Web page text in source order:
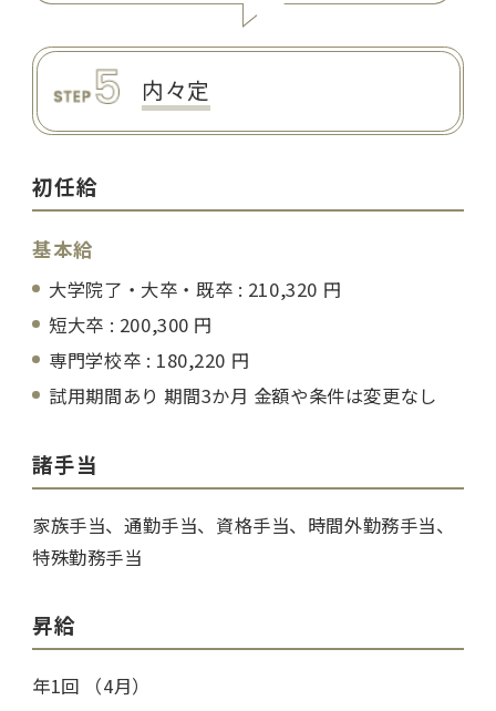
内々定
初任給
基本給
大学院了・大卒・既卒 : 210,320 円
短大卒 : 200,300 円
専門学校卒 : 180,220 円
試用期間あり 期間3か月 金額や条件は変更なし
諸手当
家族手当、通勤手当、資格手当、時間外勤務手当、
特殊勤務手当
昇給
年1回 （4月）